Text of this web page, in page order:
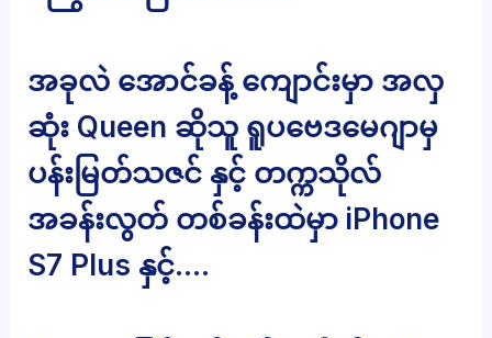
အခုလဲ အောင်ခန့် ကျောင်းမှာ အလှ
ဆုံး Queen ဆိုသူ ရူပဗေဒမေဂျာမှ
ပန်းမြတ်သဇင် နှင့် တက္ကသိုလ်
အခန်းလွတ် တစ်ခန်းထဲမှာ iPhone
S7 Plus နှင့်….